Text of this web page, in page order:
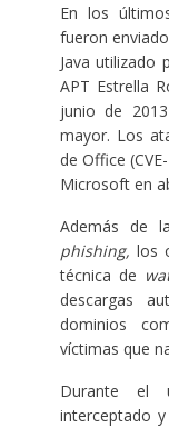
En los
fueron
Java utilizado
APT Estrella
junio de
mayor. Los
de Office
Microsoft en
Además de
phishing, los
técnica de
descargas
dominios
víctimas que
Durante el
interceptado